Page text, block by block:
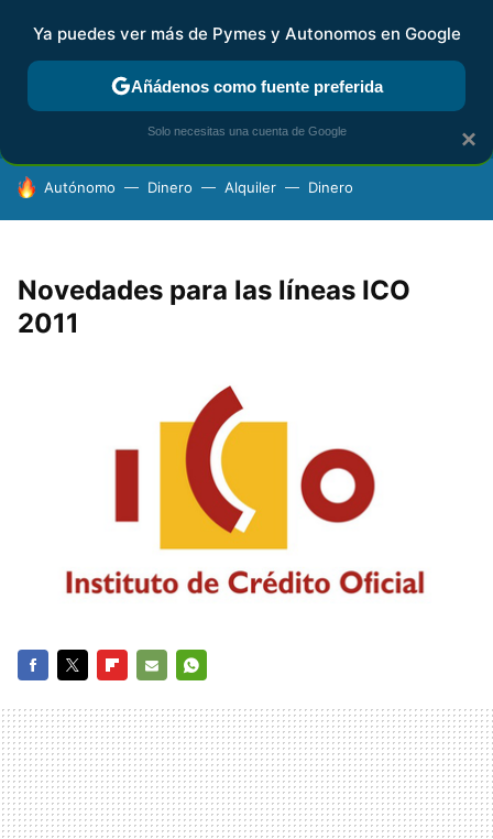
FISCALIDAD Y CONTABILIDAD KIT DIGITAL RENTA
HOY SE HABLA DE
Autónomo Dinero Alquiler Dinero
Novedades para las líneas ICO
2011
MAIL
×
Ya puedes ver más de Pymes y Autonomos en Google
Añádenos como fuente preferida
Solo necesitas una cuenta de Google